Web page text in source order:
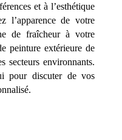
et à l’esthétique
l’apparence de votre
de fraîcheur à votre
peinture extérieure de
secteurs environnants.
pour discuter de vos